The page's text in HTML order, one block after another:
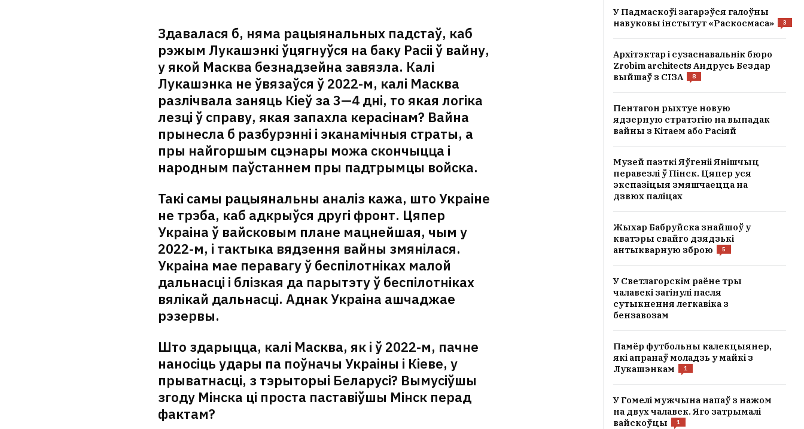
Здавалася б, няма рацыянальных падстаў, каб
рэжым Лукашэнкі ўцягнуўся на баку Расіі ў вайну,
у якой Масква безнадзейна завязла. Калі
Лукашэнка не ўвязаўся ў 2022-м, калі Масква
разлічвала заняць Кіеў за 3—4 дні, то якая логіка
лезці ў справу, якая запахла керасінам? Вайна
прынесла б разбурэнні і эканамічныя страты, а
пры найгоршым сцэнары можа скончыцца і
народным паўстаннем пры падтрымцы войска.
Такі самы рацыянальны аналіз кажа, што Украіне
не трэба, каб адкрыўся другі фронт. Цяпер
Украіна ў вайсковым плане мацнейшая, чым у
2022-м, і тактыка вядзення вайны змянілася.
Украіна мае перавагу ў беспілотніках малой
дальнасці і блізкая да парытэту ў беспілотніках
вялікай дальнасці. Аднак Украіна ашчаджае
рэзервы.
Што здарыцца, калі Масква, як і ў 2022-м, пачне
наносіць удары па поўначы Украіны і Кіеве, у
прыватнасці, з тэрыторыі Беларусі? Вымусіўшы
згоду Мінска ці проста паставіўшы Мінск перад
фактам?
У Падмаскоўі загарэўся галоўны
навуковы інстытут «Раскосмаса»
3
Архітэктар і сузаснавальнік бюро
Zrobim architects Андрусь Бездар
выйшаў з СІЗА
8
Пентагон рыхтуе новую
ядзерную стратэгію на выпадак
вайны з Кітаем або Расіяй
Музей паэткі Яўгеніі Янішчыц
перавезлі ў Пінск. Цяпер уся
экспазіцыя змяшчаецца на
дзвюх паліцах
Жыхар Бабруйска знайшоў у
кватэры свайго дзядзькі
антыкварную зброю
5
У Светлагорскім раёне тры
чалавекі загінулі пасля
сутыкнення легкавіка з
бензавозам
Памёр футбольны калекцыянер,
які апранаў моладзь у майкі з
Лукашэнкам
1
У Гомелі мужчына напаў з нажом
на двух чалавек. Яго затрымалі
вайскоўцы
1